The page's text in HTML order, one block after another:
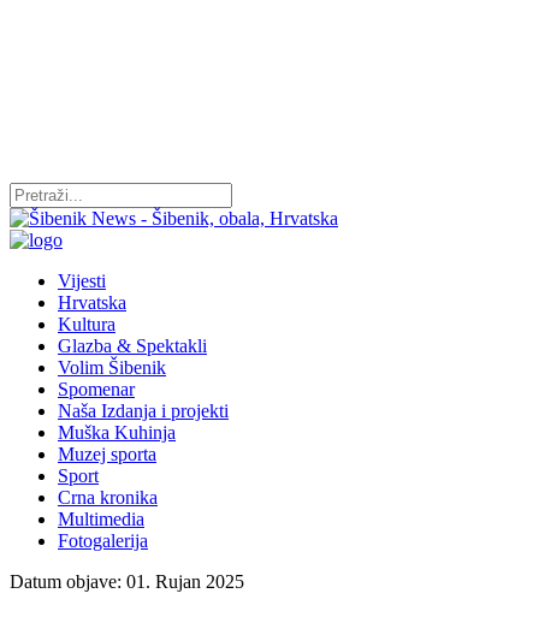
Vijesti
Hrvatska
Kultura
Glazba & Spektakli
Volim Šibenik
Spomenar
Naša Izdanja i projekti
Muška Kuhinja
Muzej sporta
Sport
Crna kronika
Multimedia
Fotogalerija
Datum objave: 01. Rujan 2025